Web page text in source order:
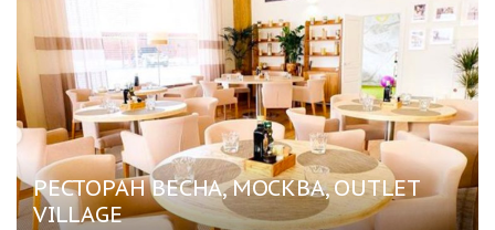
РЕСТОРАН ВЕСНА, МОСКВА, OUTLET
VILLAGE